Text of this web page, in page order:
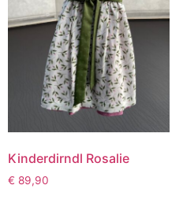
Kinderdirndl Rosalie
€ 89,90